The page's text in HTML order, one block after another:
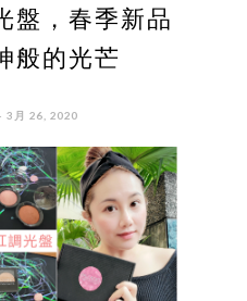
盤，春季新品
般的光芒
3月 26, 2020